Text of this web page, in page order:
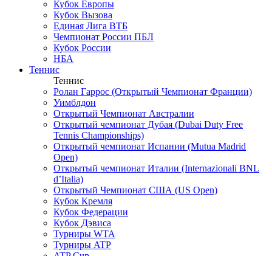
Кубок Европы
Кубок Вызова
Единая Лига ВТБ
Чемпионат России ПБЛ
Кубок России
НБА
Теннис
Теннис
Ролан Гаррос (Открытый Чемпионат Франции)
Уимблдон
Открытый Чемпионат Австралии
Открытый чемпионат Дубая (Dubai Duty Free
Tennis Championships)
Открытый чемпионат Испании (Mutua Madrid
Open)
Открытый чемпионат Италии (Internazionali BNL
d’Italia)
Открытый Чемпионат США (US Open)
Кубок Кремля
Кубок Федерации
Кубок Дэвиса
Турниры WTA
Турниры ATP